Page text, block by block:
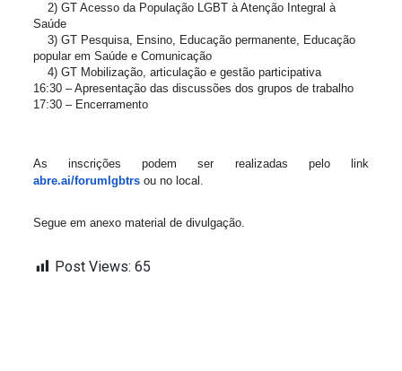
2) GT Acesso da População LGBT à Atenção Integral à
Saúde
3) GT Pesquisa, Ensino, Educação permanente, Educação
popular em Saúde e Comunicação
4) GT Mobilização, articulação e gestão participativa
16:30 – Apresentação das discussões dos grupos de trabalho
17:30 – Encerramento
As inscrições podem ser realizadas pelo link
abre.ai/forumlgbtrs ou no local.
Segue em anexo material de divulgação.
Post Views: 65